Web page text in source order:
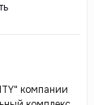
компании